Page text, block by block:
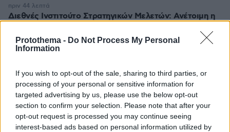
Protothema - Do Not Process My Personal
Information
If you wish to opt-out of the sale, sharing to third parties, or
processing of your personal or sensitive information for
targeted advertising by us, please use the below opt-out
section to confirm your selection. Please note that after your
opt-out request is processed you may continue seeing
interest-based ads based on personal information utilized by
Διεθνές Ινστιτούτο Στρατηγικών Μελετών: Ανέτοιμη η
αεροσκάφη
πριν 44 λεπτά
ΤΑ ΠΙΟ ΔΗΜΟΦΙΛΗ